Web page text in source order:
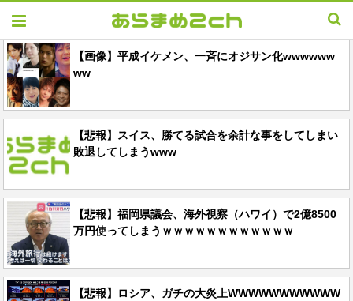
【画像】平成イケメン、一斉にオジサン化wwwwww
ww
【悲報】スイス、勝てる試合を余計な事をしてしまい
敗退してしまうwww
【悲報】福岡県議会、海外視察（ハワイ）で2億8500
万円使ってしまうｗｗｗｗｗｗｗｗｗｗｗｗ
【悲報】ロシア、ガチの大炎上WWWWWWWWWWW